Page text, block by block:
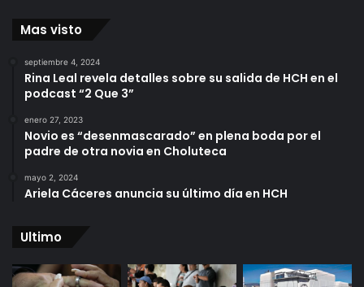
Mas visto
septiembre 4, 2024
Rina Leal revela detalles sobre su salida de HCH en el
podcast “2 Que 3”
enero 27, 2023
Novio es “desenmascarado” en plena boda por el
padre de otra novia en Choluteca
mayo 2, 2024
Ariela Cáceres anuncia su último día en HCH
Ultimo